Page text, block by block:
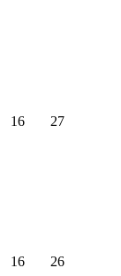
16 27
16 26